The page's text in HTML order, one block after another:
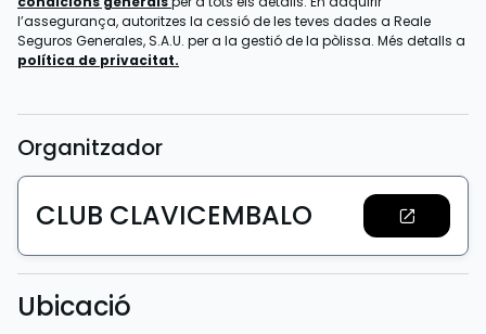
l’assegurança, autoritzes la cessió de les teves dades a Reale
Seguros Generales, S.A.U. per a la gestió de la pòlissa. Més detalls a
política de privacitat.
Organitzador
CLUB CLAVICEMBALO
Ubicació